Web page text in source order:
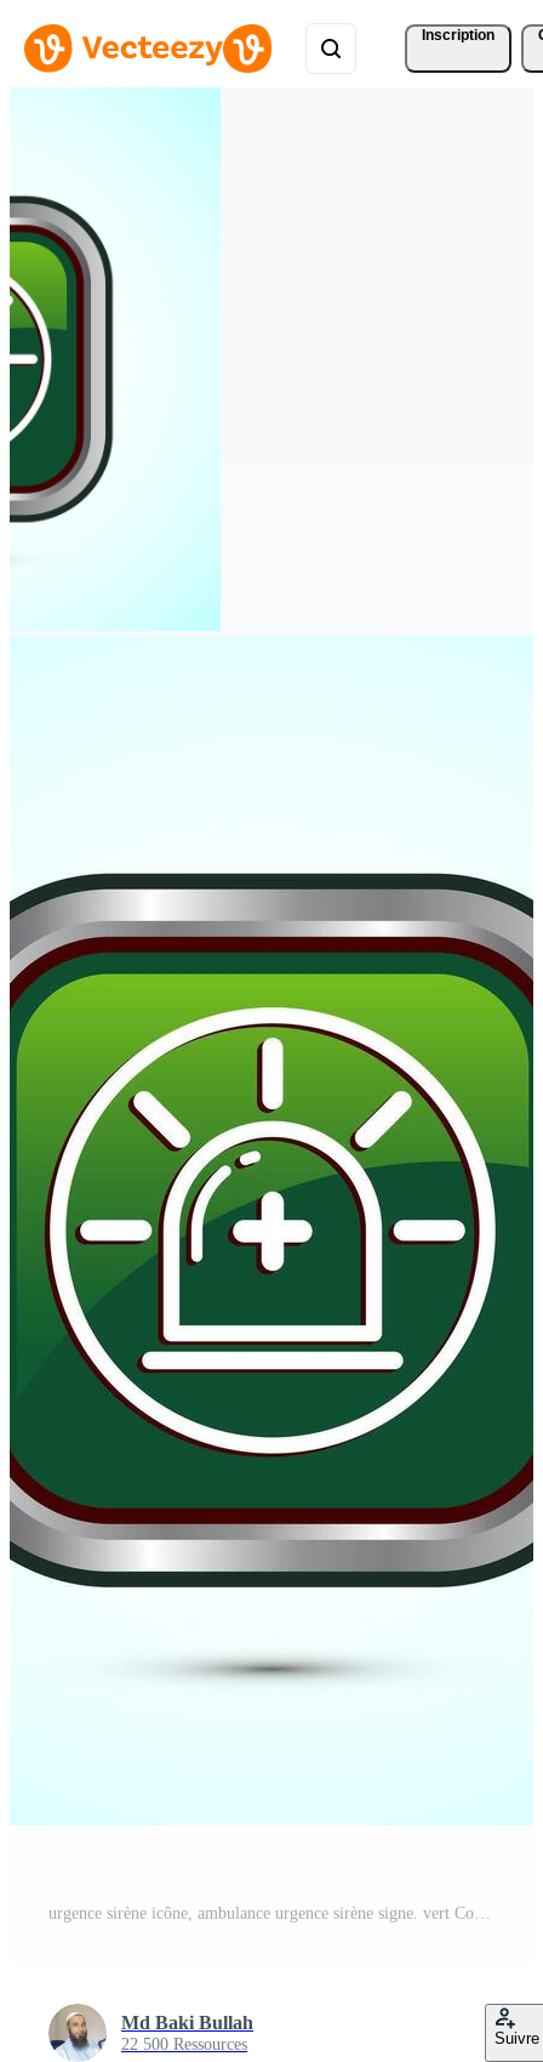
Inscription
urgence sirène icône, ambulance urgence sirène signe. vert Couleur carré bouton conception Vecteur Gratuit
Md Baki Bullah
22 500 Ressources Suivre